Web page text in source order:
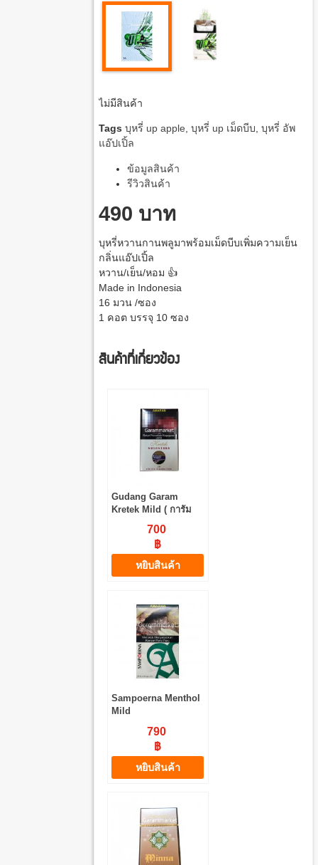
ไม่มีสินค้า
Tags บุหรี่ up apple, บุหรี่ up เม็ดบีบ, บุหรี่ อัพ
แอ๊ปเปิ้ล
ข้อมูลสินค้า
รีวิวสินค้า
490 บาท
บุหรี่หวานกานพลูมาพร้อมเม็ดบีบเพิ่มความเย็น
กลิ่นแอ๊ปเปิ้ล
หวาน/เย็น/หอม 👍
Made in Indonesia
16 มวน /ซอง
1 คอต บรรจุ 10 ซอง
สินค้าที่เกี่ยวข้อง
Gudang Garam
Kretek Mild ( การัม
ฝาเเดง) 20 มวน
700
฿
หยิบสินค้า
Sampoerna Menthol
Mild
790
฿
หยิบสินค้า